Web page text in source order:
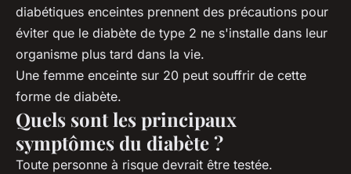
diabétiques enceintes prennent des précautions pour
éviter que le diabète de type 2 ne s'installe dans leur
organisme plus tard dans la vie.
Une femme enceinte sur 20 peut souffrir de cette
forme de diabète.
Quels sont les principaux
symptômes du diabète ?
Toute personne à risque devrait être testée.